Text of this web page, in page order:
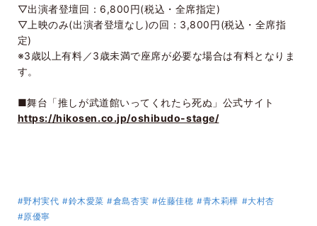
▽出演者登壇回： 6,800円(税込・全席指定)
▽上映のみ(出演者登壇なし)の回： 3,800円(税込・全席指
定)
※3歳以上有料／3歳未満で座席が必要な場合は有料となりま
す。
■舞台「推しが武道館いってくれたら死ぬ」公式サイト
https://hikosen.co.jp/oshibudo-stage/
#野村実代 #鈴木愛菜 #倉島杏実 #佐藤佳穂 #青木莉樺 #大村杏
#原優寧